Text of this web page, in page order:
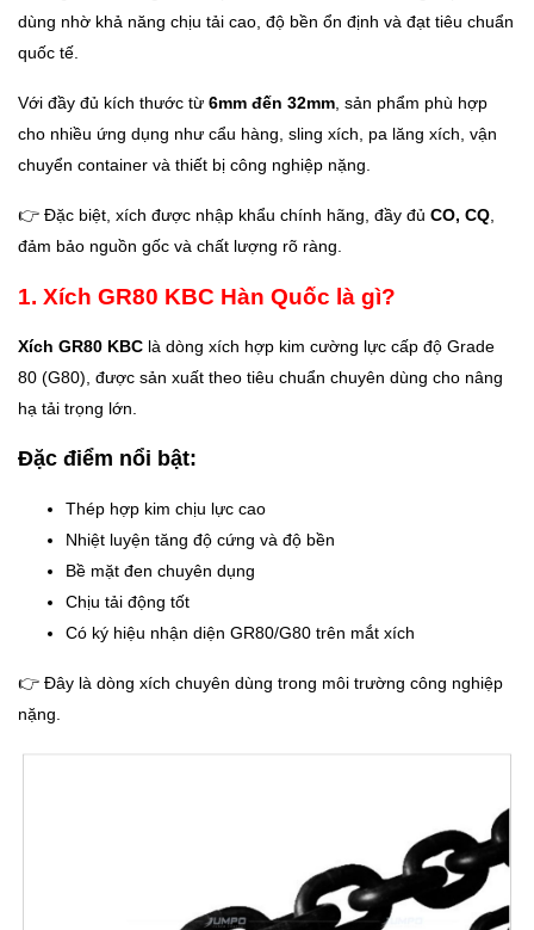
dùng nhờ khả năng chịu tải cao, độ bền ổn định và đạt tiêu chuẩn
quốc tế.
Với đầy đủ kích thước từ 6mm đến 32mm, sản phẩm phù hợp
cho nhiều ứng dụng như cẩu hàng, sling xích, pa lăng xích, vận
chuyển container và thiết bị công nghiệp nặng.
👉 Đặc biệt, xích được nhập khẩu chính hãng, đầy đủ CO, CQ,
đảm bảo nguồn gốc và chất lượng rõ ràng.
1. Xích GR80 KBC Hàn Quốc là gì?
Xích GR80 KBC là dòng xích hợp kim cường lực cấp độ Grade
80 (G80), được sản xuất theo tiêu chuẩn chuyên dùng cho nâng
hạ tải trọng lớn.
Đặc điểm nổi bật:
Thép hợp kim chịu lực cao
Nhiệt luyện tăng độ cứng và độ bền
Bề mặt đen chuyên dụng
Chịu tải động tốt
Có ký hiệu nhận diện GR80/G80 trên mắt xích
👉 Đây là dòng xích chuyên dùng trong môi trường công nghiệp
nặng.